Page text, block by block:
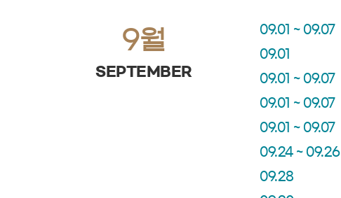
9월
SEPTEMBER
09.01 ~ 09.07
09.01
09.01 ~ 09.07
09.01 ~ 09.07
09.01 ~ 09.07
09.24 ~ 09.26
09.28